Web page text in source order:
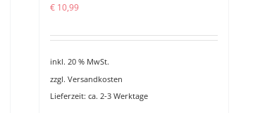
€ 10,99
inkl. 20 % MwSt.
zzgl. Versandkosten
Lieferzeit: ca. 2-3 Werktage